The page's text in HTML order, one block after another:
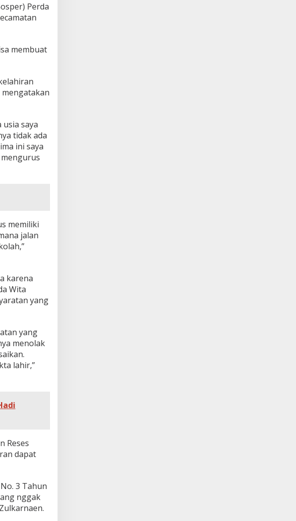
Perda
membuat
saya
tidak ada
ini saya
memiliki
jalan
karena
Wita
yang
yang
menolak
lahir,”
Reses
dapat
3 Tahun
nggak